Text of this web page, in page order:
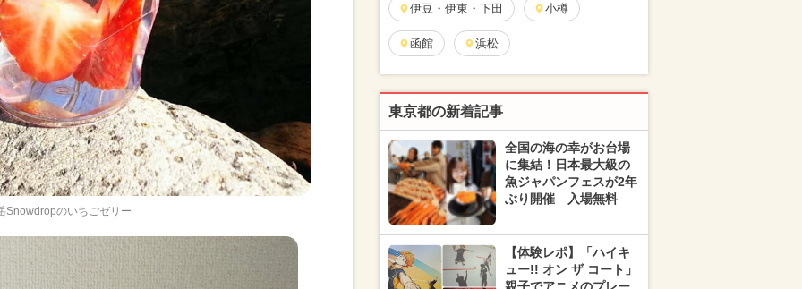
Snowdropのいちごゼリー
伊豆・伊東・下田 小樽
函館 浜松
東京都の新着記事
全国の海の幸がお台場
に集結！日本最大級の
魚ジャパンフェスが2年
ぶり開催 入場無料
【体験レポ】「ハイキ
ュー!! オン ザ コート」